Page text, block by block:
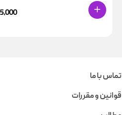
تماس با ما
قوانین و مقررات